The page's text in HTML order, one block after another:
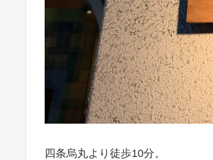
四条烏丸より徒歩10分。